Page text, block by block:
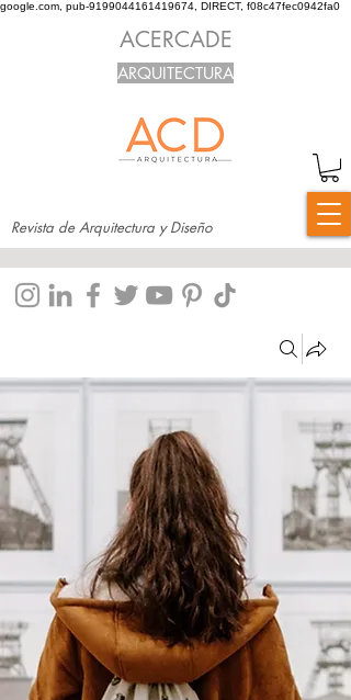
google.com, pub-9199044161419674, DIRECT, f08c47fec0942fa0
Revista de Arquitectura y Diseño
ACERCADE
ARQUITECTURA